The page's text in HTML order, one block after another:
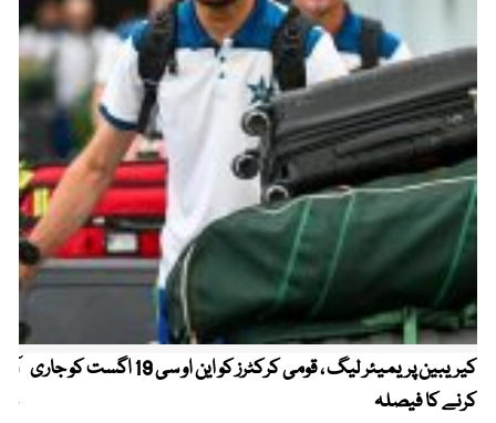
کیریبین پریمیئر لیگ ، قومی کرکٹرز کو این او سی 19 اگست کو جاری
کرنے کا فیصلہ